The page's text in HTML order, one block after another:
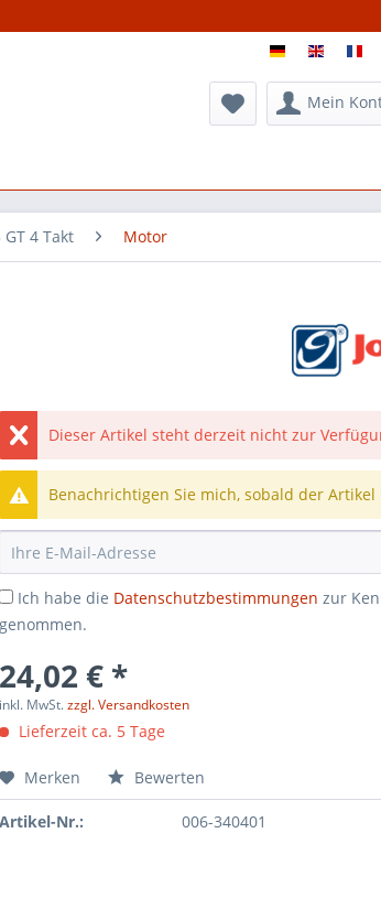
Mein
4 Takt Motor
Dieser Artikel steht derzeit nicht zur
Benachrichtigen Sie mich, sobald der
Ich habe die Datenschutzbestimmungen zur
genommen.
24,02 € *
inkl. MwSt.zzgl. Versandkosten
Lieferzeit ca. 5 Tage
Merken Bewerten
Artikel-Nr.: 006-340401